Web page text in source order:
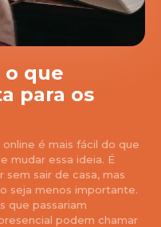
que
para os
é mais fácil do que
mudar essa ideia. É
sair de casa, mas
seja menos importante.
que passariam
podem chamar